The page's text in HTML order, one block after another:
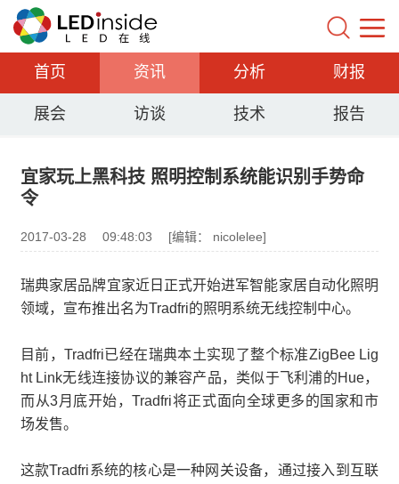
首页 资讯 分析 财报
展会 访谈 技术 报告
宜家玩上黑科技 照明控制系统能识别手势命
令
2017-03-28 09:48:03 [编辑： nicolelee]
瑞典家居品牌宜家近日正式开始进军智能家居自动化照明
领域，宣布推出名为Tradfri的照明系统无线控制中心。
目前，Tradfri已经在瑞典本土实现了整个标准ZigBee Lig
ht Link无线连接协议的兼容产品，类似于飞利浦的Hue，
而从3月底开始，Tradfri将正式面向全球更多的国家和市
场发售。
这款Tradfri系统的核心是一种网关设备，通过接入到互联